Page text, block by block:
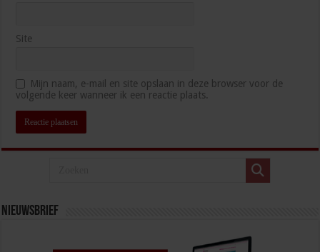
Site
Mijn naam, e-mail en site opslaan in deze browser voor de
volgende keer wanneer ik een reactie plaats.
Nieuwsbrief